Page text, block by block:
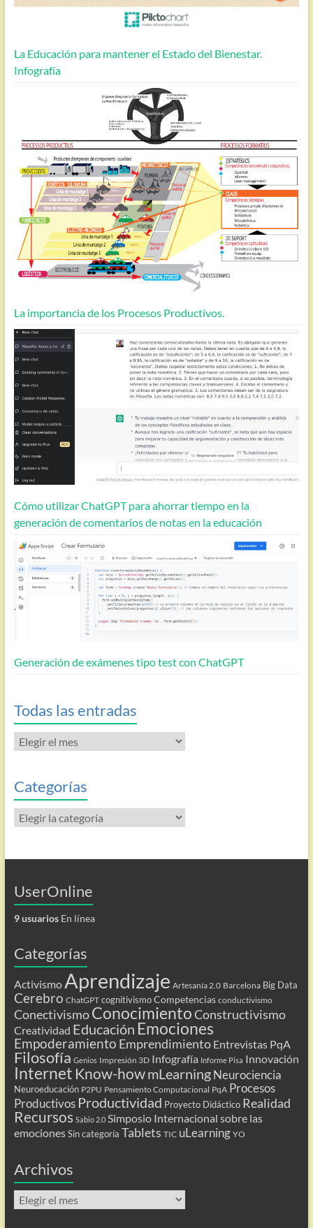
La Educación para mantener el Estado del Bienestar.
Infografía
La importancia de los Procesos Productivos.
Cómo utilizar ChatGPT para ahorrar tiempo en la
generación de comentarios de notas en la educación
Generación de exámenes tipo test con ChatGPT
Todas las entradas
Todas
las
Categorías
Categorías
UserOnline
9 usuariosEn línea
Categorías
Activismo Aprendizaje Artesanía 2.0 Barcelona Big Data
Cerebro ChatGPT cognitivismo Competencias conductivismo
ConectivismoConocimientoConstructivismo
Creatividad Educación Emociones
Empoderamiento Emprendimiento Entrevistas PqA
Filosofía Genios Impresión 3D Infografía Informe Pisa Innovación
Internet Know-howmLearning Neurociencia
Neuroeducación P2PU Pensamiento Computacional PqA Procesos
Productivos Productividad Proyecto Didáctico Realidad
Recursos Sabio 2.0 Simposio Internacional sobre las
emociones Sin categoría Tablets TIC uLearning YO
Archivos
Archivos